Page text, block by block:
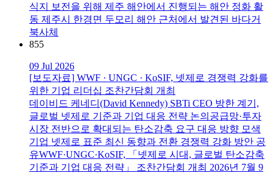
식지 보전을 위해 제주 해안에서 진행되는 해안 정화 활
동 제주시 한경면 두모리 해안 근처에서 발견된 바다거
북사체
855
09 Jul 2026
[보도자료] WWF · UNGC · KoSIF, 넷제로 경쟁력 강화를
위한 기업 리더십 조찬간담회 개최
데이비드 케네디(David Kennedy) SBTi CEO 방한 계기,
글로벌 넷제로 기준과 기업 대응 전략 논의공급망·투자
시장 전반으로 확대되는 탄소감축 요구 대응 방향 모색
기업 넷제로 표준 최신 동향과 전환 경쟁력 강화 방안 공
유WWF·UNGC·KoSIF, 「넷제로 시대, 글로벌 탄소감축
기준과 기업 대응 전략」 조찬간담회 개최 2026년 7월 9